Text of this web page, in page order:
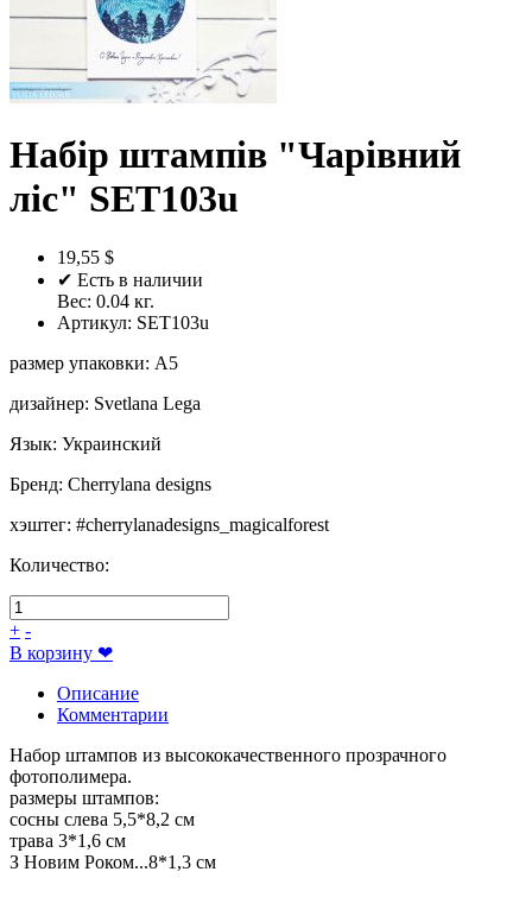
Набір штампів "Чарівний
ліс" SET103u
19,55 $
✔ Есть в наличии
Вес: 0.04 кг.
Артикул: SET103u
размер упаковки: A5
дизайнер: Svetlana Lega
Язык: Украинский
Бренд: Cherrylana designs
хэштег: #cherrylanadesigns_magicalforest
Количество:
+ -
В корзину ❤
Описание
Комментарии
Набор штампов из высококачественного прозрачного
фотополимера.
размеры штампов:
сосны слева 5,5*8,2 см
трава 3*1,6 см
З Новим Роком...8*1,3 см